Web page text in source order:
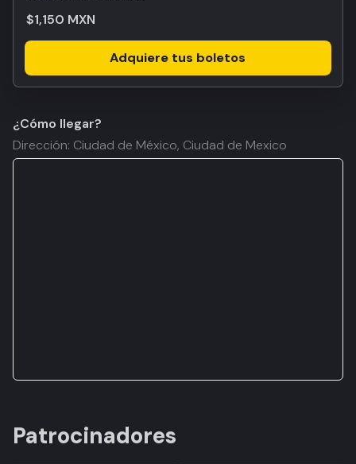
$1,150 MXN
Adquiere tus boletos
¿Cómo llegar?
Dirección: Ciudad de México, Ciudad de Mexico
Patrocinadores